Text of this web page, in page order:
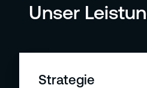
Unser
Strategie